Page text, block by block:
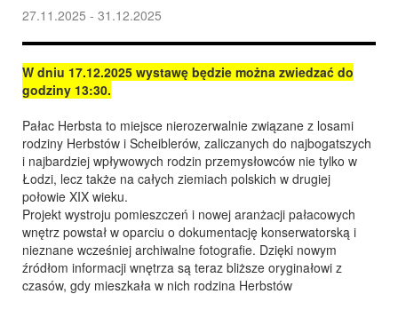
27.11.2025 - 31.12.2025
W dniu 17.12.2025 wystawę będzie można zwiedzać do
godziny 13:30.
Pałac Herbsta to miejsce nierozerwalnie związane z losami
rodziny Herbstów i Scheiblerów, zaliczanych do najbogatszych
i najbardziej wpływowych rodzin przemysłowców nie tylko w
Łodzi, lecz także na całych ziemiach polskich w drugiej
połowie XIX wieku.
Projekt wystroju pomieszczeń i nowej aranżacji pałacowych
wnętrz powstał w oparciu o dokumentację konserwatorską i
nieznane wcześniej archiwalne fotografie. Dzięki nowym
źródłom informacji wnętrza są teraz bliższe oryginałowi z
czasów, gdy mieszkała w nich rodzina Herbstów